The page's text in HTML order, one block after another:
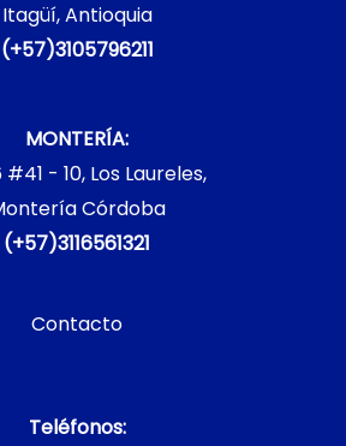
Itagüí, Antioquia
(+57)3105796211
MONTERÍA:
#41 - 10, Los Laureles,
Córdoba
(+57)3116561321
Contacto
Teléfonos: